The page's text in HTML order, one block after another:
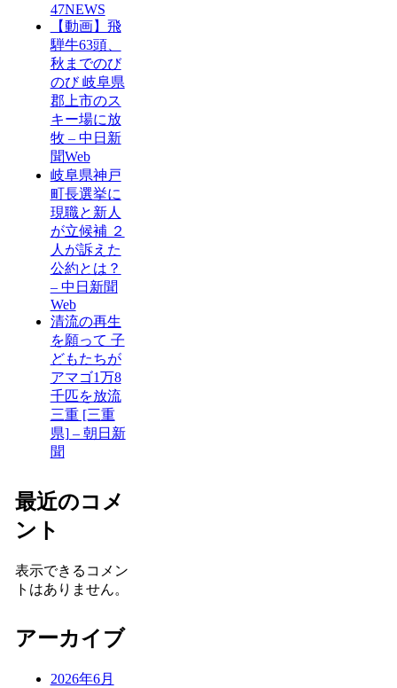
47NEWS
【動画】飛
騨牛63頭、
秋までのび
のび 岐阜県
郡上市のス
キー場に放
牧 – 中日新
聞Web
岐阜県神戸
町長選挙に
現職と新人
が立候補 ２
人が訴えた
公約とは？
– 中日新聞
Web
清流の再生
を願って 子
どもたちが
アマゴ1万8
千匹を放流
三重 [三重
県] – 朝日新
聞
最近のコメ
ント
表示できるコメン
トはありません。
アーカイブ
2026年6月